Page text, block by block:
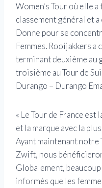
Women’s Tour où elle
classement général et
Donne pour se
Femmes. Rooijakkers a
terminant deuxième au
troisième au Tour de
Durango – Durango
« Le Tour de France est
et la marque avec la
Ayant maintenant notre
Zwift, nous
Globalement,
informés que les